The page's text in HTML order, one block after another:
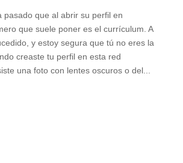
pasado que al abrir su perfil en
que suele poner es el currículum. A
y estoy segura que tú no eres la
creaste tu perfil en esta red
una foto con lentes oscuros o del...